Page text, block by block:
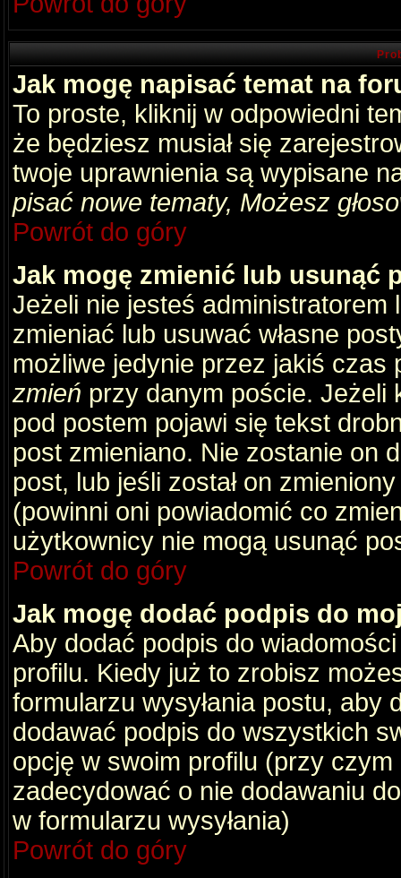
Jak mogę napisać temat na
To proste, kliknij w odpowiedni
że będziesz musiał się
twoje uprawnienia są wypisane
pisać nowe tematy, Możesz
Powrót do góry
Jak mogę zmienić lub usunąć
Jeżeli nie jesteś
zmieniać lub usuwać własne
możliwe jedynie przez jakiś
zmień przy danym poście. Jeżeli
pod postem pojawi się tekst
post zmieniano. Nie zostanie on
post, lub jeśli został on
(powinni oni powiadomić co
użytkownicy nie mogą usunąć
Powrót do góry
Jak mogę dodać podpis do
Aby dodać podpis do
profilu. Kiedy już to zrobisz
formularzu wysyłania postu,
dodawać podpis do wszystkich
opcję w swoim profilu (przy
zadecydować o nie dodawaniu
w formularzu wysyłania)
Powrót do góry